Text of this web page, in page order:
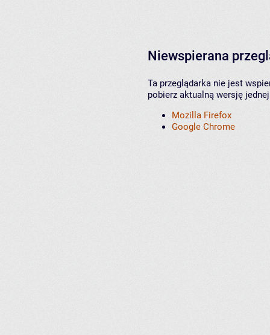
Niewspierana
Ta przeglądarka nie jest
pobierz aktualną wersję
Mozilla Firefox
Google Chrome